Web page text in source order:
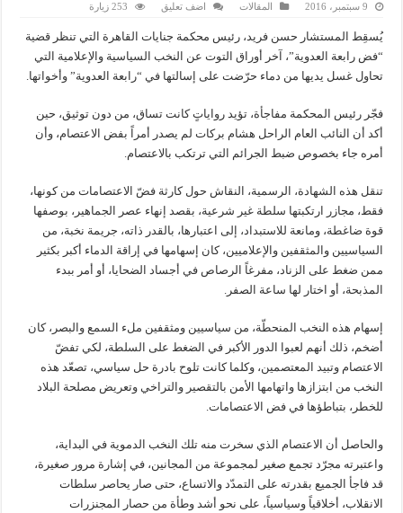
9 سبتمبر، 2016 المقالات اضف تعليق 253 زيارة
يُسقِط المستشار حسن فريد، رئيس محكمة جنايات القاهرة التي تنظر قضية
“فض رابعة العدوية”، آخر أوراق التوت عن النخب السياسية والإعلامية التي
تحاول غسل يديها من دماء حرّضت على إسالتها في “رابعة العدوية” وأخواتها.
فجّر رئيس المحكمة مفاجأة، تؤيد رواياتٍ كانت تساق، من دون توثيق، حين
أكد أن النائب العام الراحل هشام بركات لم يصدر أمراً بفض الاعتصام، وأن
أمره جاء بخصوص ضبط الجرائم التي ترتكب بالاعتصام.
تنقل هذه الشهادة، الرسمية، النقاش حول كارثة فضّ الاعتصامات من كونها،
فقط، مجازر ارتكبتها سلطة غير شرعية، بقصد إنهاء عصر الجماهير، بوصفها
قوة ضاغطة، ومانعة للاستبداد، إلى اعتبارها، بالقدر ذاته، جريمة نخبة، من
السياسيين والمثقفين والإعلاميين، كان إسهامها في إراقة الدماء أكبر بكثير
ممن ضغط على الزناد، مفرغاً الرصاص في أجساد الضحايا، أو أمر ببدء
المذبحة، أو اختار لها ساعة الصفر.
إسهام هذه النخب المنحطّة، من سياسيين ومثقفين ملء السمع والبصر، كان
أضخم، ذلك أنهم لعبوا الدور الأكبر في الضغط على السلطة، لكي تفضّ
الاعتصام وتبيد المعتصمين، وكلما كانت تلوح بادرة حل سياسي، تصعّد هذه
النخب من ابتزازها واتهامها الأمن بالتقصير والتراخي وتعريض مصلحة البلاد
للخطر، بتباطؤها في فض الاعتصامات.
والحاصل أن الاعتصام الذي سخرت منه تلك النخب الدموية في البداية،
واعتبرته مجرّد تجمع صغير لمجموعة من المجانين، في إشارة مرور صغيرة،
قد فاجأ الجميع بقدرته على التمدّد والاتساع، حتى صار يحاصر سلطات
الانقلاب، أخلاقياً وسياسياً، على نحو أشد وطأة من حصار المجنزرات